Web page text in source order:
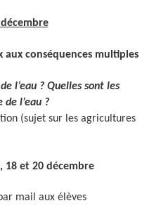
aux conséquences multiples
l’eau ? Quelles sont les
l’eau ?
(sujet sur les agricultures
18 et 20 décembre
mail aux élèves